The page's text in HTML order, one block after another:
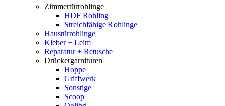
Zimmertürrohlinge
HDF Rohling
Streichfähige Rohlinge
Haustürrohlinge
Kleber + Leim
Reparatur + Retusche
Drückergarnituren
Hoppe
Griffwerk
Sonstige
Scoop